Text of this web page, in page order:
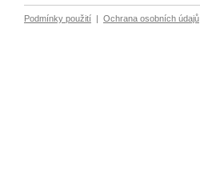
Podmínky použití | Ochrana osobních údajů